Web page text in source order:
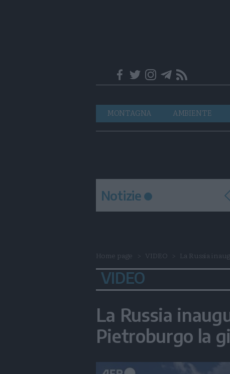
Navigazione
principale
MONTAGNA AMBIENTE
Notizie
Home page VIDEO La Russia
VIDEO
La Russia
Pietroburgo la